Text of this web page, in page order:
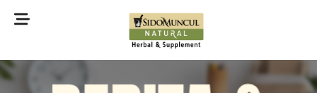
©2022 Sidomuncul Natural All right reserved